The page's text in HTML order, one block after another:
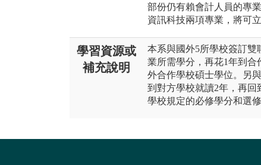
部份仍有賴會計人員的專
資訊科技兩項專業，將可
學習資源或
補充說明
本系與國外5所學校簽訂雙
業所需學分，再花1年到合
外合作學校碩士學位。另
到對方學校就讀2年，再回
學校規定的必修學分和選